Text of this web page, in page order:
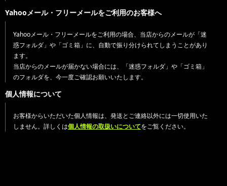
Yahooメール・フリーメールをご利用のお客様へ
Yahooメール・フリーメールをご利用の場合、当店からのメールが「迷
惑フォルダ」や「ゴミ箱」に、自動で振り分けられてしまうことがあり
ます。
当店からのメールが届かない場合には、「迷惑フォルダ」や「ゴミ箱」
のフォルダを、今一度ご確認お願いいたします。
個人情報について
お客様からいただいた個人情報は、発送とご連絡以外には一切使用いた
しません。詳しくは個人情報の取扱いについてをご覧ください。